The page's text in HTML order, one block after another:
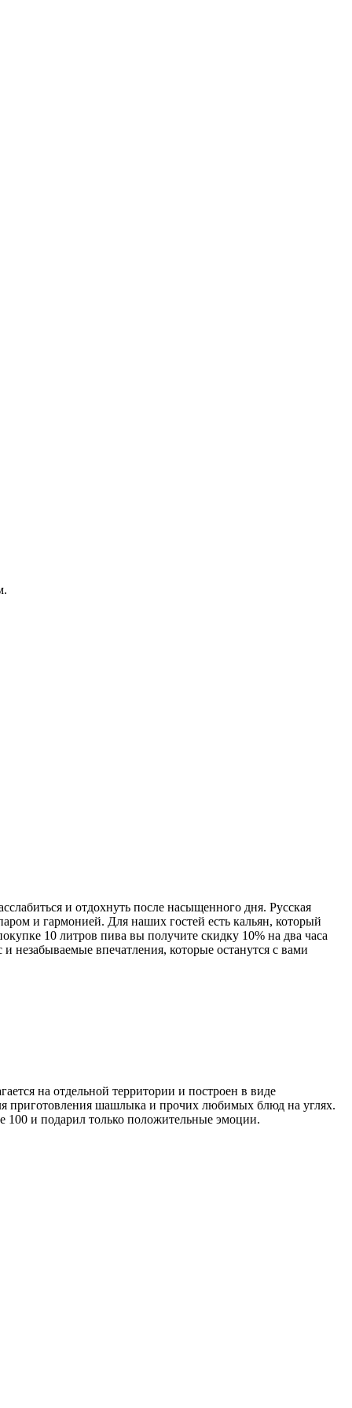
и отдохнуть после насыщенного дня. Русская
и гармонией. Для наших гостей есть кальян, который
10 литров пива вы получите скидку 10% на два часа
впечатления, которые останутся с вами
на отдельной территории и построен в виде
приготовления шашлыка и прочих любимых блюд на углях.
100 и подарил только положительные эмоции.